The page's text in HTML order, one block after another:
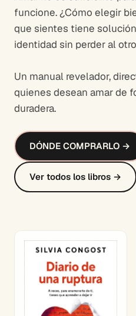
funcione. ¿Cómo elegir
que sientes tiene
identidad sin perder al
Un manual revelador,
quienes desean amar de
duradera.
DÓNDE COMPRARLO →
Ver todos los libros →